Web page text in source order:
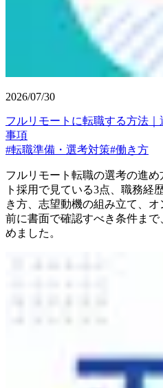
2026/07/30
フルリモートに転職する方法
事項
#転職準備・選考対策#働き方
フルリモート転職の選考の進
ト採用で見ている3点、職務経
き方、志望動機の組み立て、
前に書面で確認すべき条件ま
めました。